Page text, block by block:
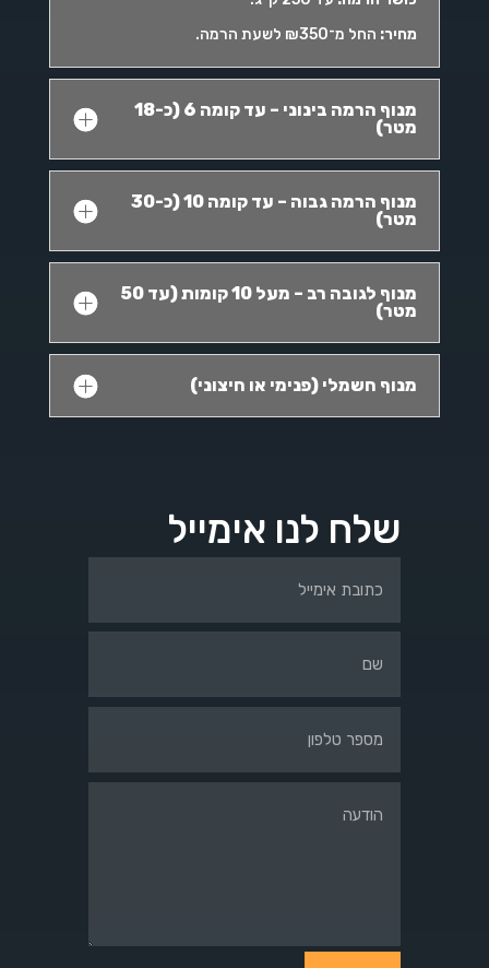
מחיר: החל מ־₪350 לשעת הרמה.
מנוף הרמה בינוני – עד קומה 6 (כ-18
מטר)
מנוף הרמה גבוה – עד קומה 10 (כ-30
מטר)
מנוף לגובה רב – מעל 10 קומות (עד 50
מטר)
מנוף חשמלי (פנימי או חיצוני)
שלח לנו אימייל